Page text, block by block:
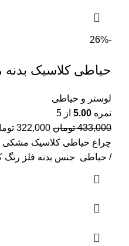
-26%
حیاطی کلاسیک بدنه
لوستر و حیاطی
نمره 5.00 از 5
433,000 تومان قیمت
اصلی:
433,000
322,000
چراغ حیاطی کلاسیک
/ حیاطی جنس بدنه فلز رنگ